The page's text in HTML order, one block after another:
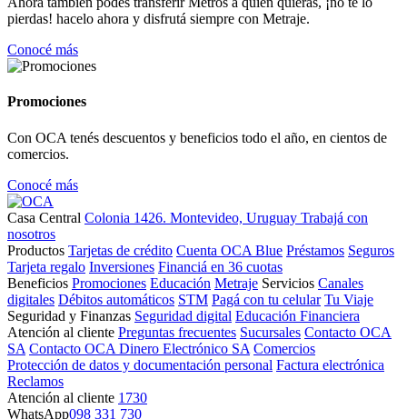
pierdas! hacelo ahora y disfrutá siempre con Metraje.
Conocé más
Promociones
Con OCA tenés descuentos y beneficios todo el año, en cientos de
comercios.
Conocé más
Casa Central Colonia 1426. Montevideo, Uruguay Trabajá con
nosotros
Productos Tarjetas de crédito Cuenta OCA Blue Préstamos Seguros
Tarjeta regalo Inversiones Financiá en 36 cuotas
Beneficios Promociones Educación Metraje Servicios Canales
digitales Débitos automáticos STM Pagá con tu celular Tu Viaje
Seguridad y Finanzas Seguridad digital Educación Financiera
Atención al cliente Preguntas frecuentes Sucursales Contacto OCA
SA Contacto OCA Dinero Electrónico SA Comercios
Protección de datos y documentación personal Factura electrónica
Reclamos
Atención al cliente 1730
WhatsApp098 331 730